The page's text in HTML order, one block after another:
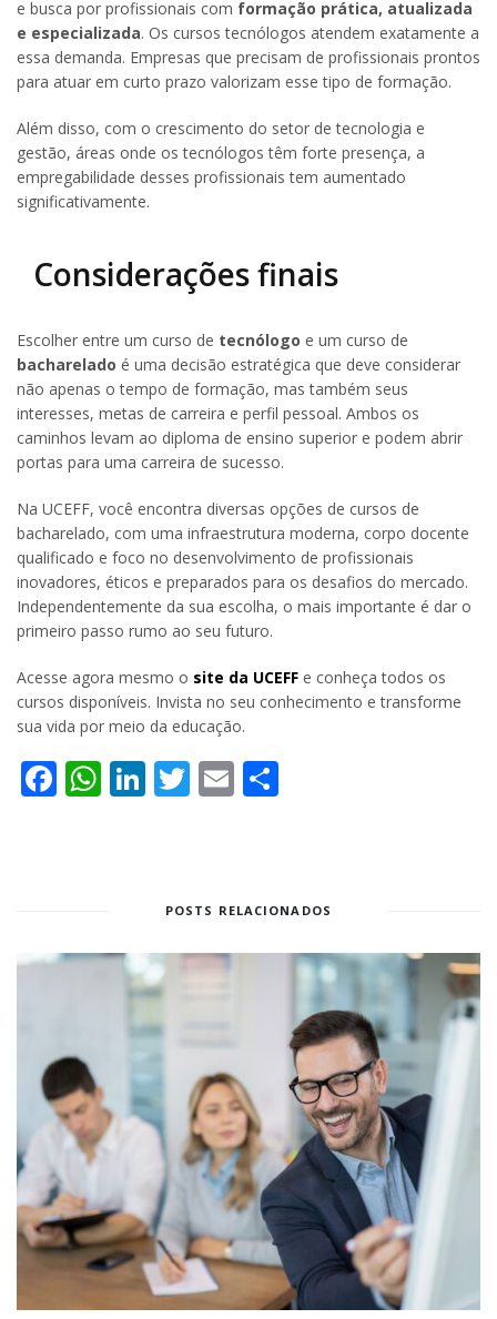
e busca por profissionais com formação prática, atualizada
e especializada. Os cursos tecnólogos atendem exatamente a
essa demanda. Empresas que precisam de profissionais prontos
para atuar em curto prazo valorizam esse tipo de formação.
Além disso, com o crescimento do setor de tecnologia e
gestão, áreas onde os tecnólogos têm forte presença, a
empregabilidade desses profissionais tem aumentado
significativamente.
Considerações finais
Escolher entre um curso de tecnólogo e um curso de
bacharelado é uma decisão estratégica que deve considerar
não apenas o tempo de formação, mas também seus
interesses, metas de carreira e perfil pessoal. Ambos os
caminhos levam ao diploma de ensino superior e podem abrir
portas para uma carreira de sucesso.
Na UCEFF, você encontra diversas opções de cursos de
bacharelado, com uma infraestrutura moderna, corpo docente
qualificado e foco no desenvolvimento de profissionais
inovadores, éticos e preparados para os desafios do mercado.
Independentemente da sua escolha, o mais importante é dar o
primeiro passo rumo ao seu futuro.
Acesse agora mesmo o site da UCEFF e conheça todos os
cursos disponíveis. Invista no seu conhecimento e transforme
sua vida por meio da educação.
Facebook
WhatsApp
LinkedIn
Twitter
Email
POSTS RELACIONADOS